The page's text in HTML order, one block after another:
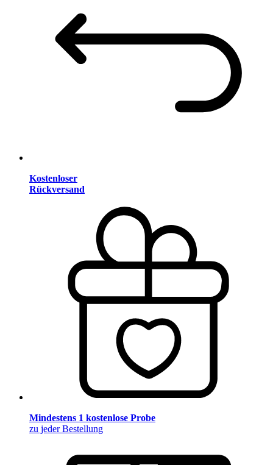
Kostenloser
Rückversand
Mindestens 1 kostenlose Probe
zu jeder Bestellung